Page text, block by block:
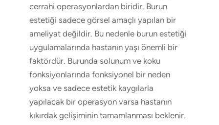
cerrahi operasyonlardan biridir. Burun
estetiği sadece görsel amaçlı yapılan bir
ameliyat değildir. Bu nedenle burun estetiği
uygulamalarında hastanın yaşı önemli bir
faktördür. Burunda solunum ve koku
fonksiyonlarında fonksiyonel bir neden
yoksa ve sadece estetik kaygılarla
yapılacak bir operasyon varsa hastanın
kıkırdak gelişiminin tamamlanması beklenir.